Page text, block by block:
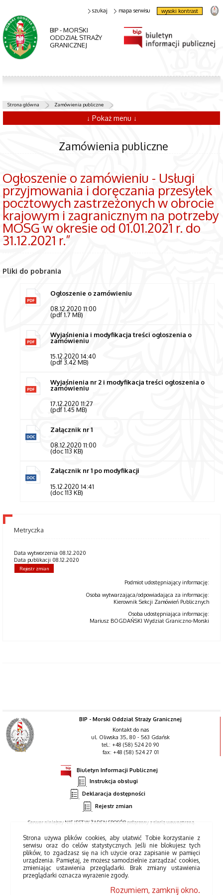
BIP - MORSKI
ODDZIAŁ STRAŻY
GRANICZNEJ
szukaj mapa serwisu wysoki kontrast
Strona główna Zamówienia publiczne
↓ Pokaż menu ↓
Zamówienia publiczne
Ogłoszenie o zamówieniu - Usługi
przyjmowania i doręczania przesyłek
pocztowych zastrzeżonych w obrocie
krajowym i zagranicznym na potrzeby
MOSG w okresie od 01.01.2021 r. do
31.12.2021 r.”
Pliki do pobrania
Ogłoszenie o zamówieniu
08.12.2020 11:00
(pdf 1.7 MB)
Wyjaśnienia i modyfikacja treści ogłoszenia o
zamówieniu
15.12.2020 14:40
(pdf 3.42 MB)
Wyjaśnienia nr 2 i modyfikacja treści ogłoszenia o
zamówieniu
17.12.2020 11:27
(pdf 1.45 MB)
Załącznik nr 1
08.12.2020 11:00
(doc 113 KB)
Załącznik nr 1 po modyfikacji
15.12.2020 14:41
(doc 113 KB)
Metryczka
Data wytworzenia 08.12.2020
Data publikacji 08.12.2020
Rejestr zmian
Podmiot udostępniający informację:
Osoba wytwarzająca/odpowiadająca za informację:
Kierownik Sekcji Zamówień Publicznych
Osoba udostępniająca informację:
Mariusz BOGDAŃSKI Wydział Graniczno-Morski
BIP - Morski Oddział Straży Granicznej
Kontakt do nas
ul. Oliwska 35, 80 - 563 Gdańsk
tel.: +48 (58) 524 20 90
fax: +48 (58) 524 27 01
Biuletyn Informacji Publicznej
Instrukcja obsługi
Deklaracja dostępności
Rejestr zmian
Serwer niniejszy NIE JEST W ŻADEN SPOSÓB połączony z siecią wewnętrzną.
Strona używa plików cookies, aby ułatwić Tobie korzystanie z
serwisu oraz do celów statystycznych. Jeśli nie blokujesz tych
plików, to zgadzasz się na ich użycie oraz zapisanie w pamięci
urządzenia. Pamiętaj, że możesz samodzielnie zarządzać cookies,
zmieniając ustawienia przeglądarki. Brak zmiany ustawienia
przeglądarki oznacza wyrażenie zgody.
Rozumiem, zamknij okno.